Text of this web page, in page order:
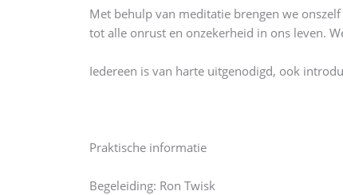
Met behulp van meditatie brengen we
tot alle onrust en onzekerheid in ons leven.
Iedereen is van harte uitgenodigd, ook
Praktische informatie
Begeleiding: Ron Twisk